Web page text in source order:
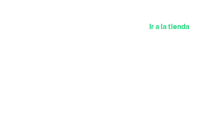
Ir a la tienda